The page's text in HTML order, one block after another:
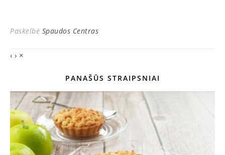
Paskelbė Spaudos Centras
‹ › ×
PANAŠŪS STRAIPSNIAI